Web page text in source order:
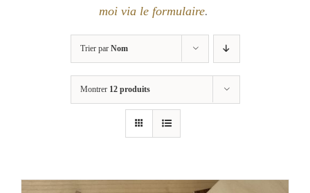
moi via le formulaire.
Trier par Nom
Montrer 12 produits